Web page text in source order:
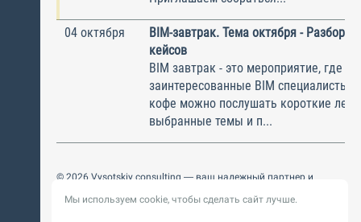
04 октября
BIM-завтрак. Тема октября - Разбор
кейсов
BIM завтрак - это мероприятие, где
заинтересованные BIM специалисты.
кофе можно послушать короткие
выбранные темы и п...
© 2026 Vysotskiy consulting — ваш надежный партнер и
Цифровизация, BIM, ИИ. Внедряем и оптимизируем
Мы используем cookie, чтобы сделать сайт лучше.